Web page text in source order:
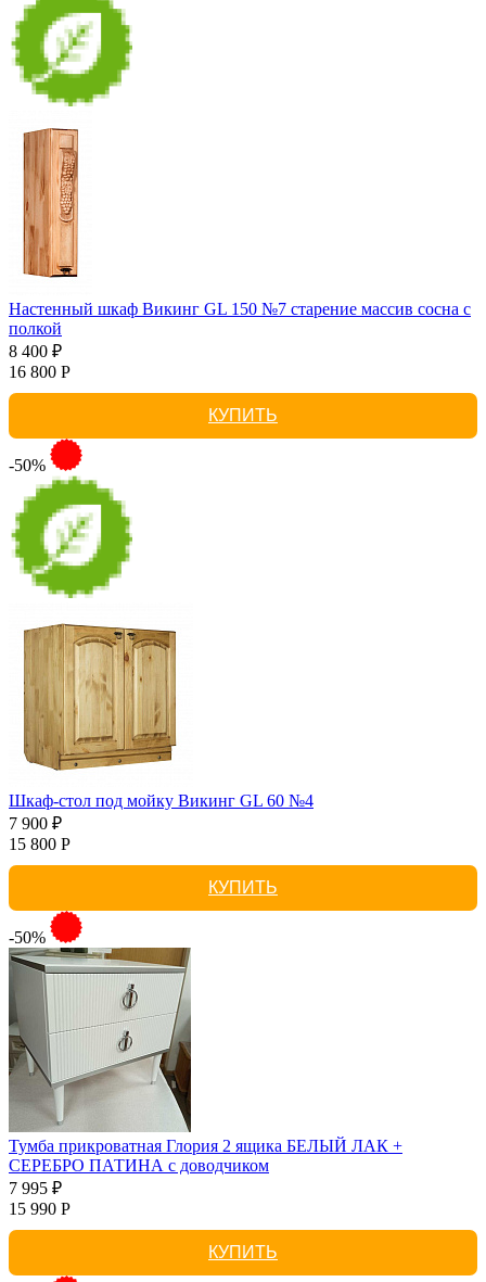
Настенный шкаф Викинг GL 150 №7 старение массив сосна с
полкой
8 400 ₽
16 800 Р
КУПИТЬ
-50%
Шкаф-стол под мойку Викинг GL 60 №4
7 900 ₽
15 800 Р
КУПИТЬ
-50%
Тумба прикроватная Глория 2 ящика БЕЛЫЙ ЛАК +
СЕРЕБРО ПАТИНА с доводчиком
7 995 ₽
15 990 Р
КУПИТЬ